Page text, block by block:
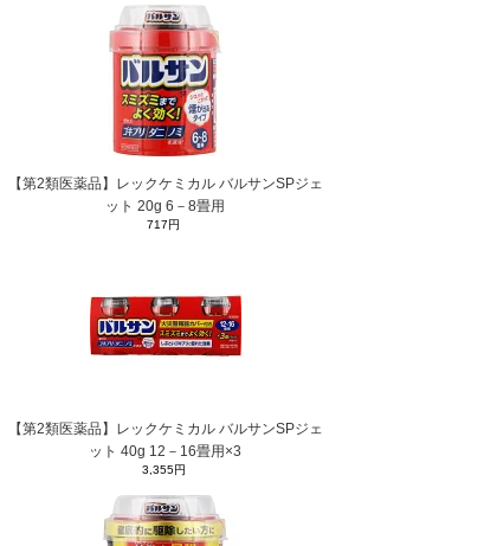
【第2類医薬品】レックケミカル バルサンSPジェ
ット 20g 6－8畳用
717円
【第2類医薬品】レックケミカル バルサンSPジェ
ット 40g 12－16畳用×3
3,355円